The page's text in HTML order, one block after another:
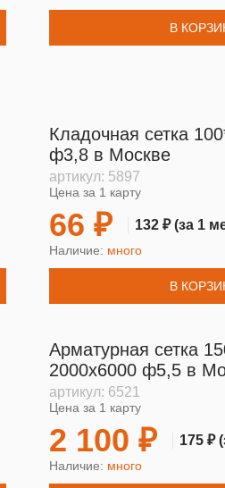
В
Кладочная сетка
ф3,8 в Москве
артикул: 5897
Цена за 1 карту
66 ₽ 132 ₽(за 1
Наличие: много
В
Арматурная сетка
2000х6000 ф5,5 в
артикул: 6521
Цена за 1 карту
2 100 ₽ 175 ₽
Наличие: много